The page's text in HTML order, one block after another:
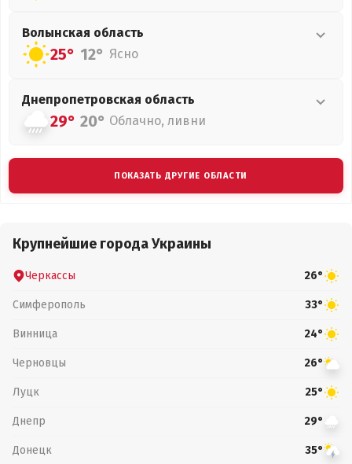
Волынская область
25° 12° Ясно
Днепропетровская область
29° 20° Облачно, ливни
ПОКАЗАТЬ ДРУГИЕ ОБЛАСТИ
Крупнейшие города Украины
Черкассы 26°
Симферополь 33°
Винница 24°
Черновцы 26°
Луцк 25°
Днепр 29°
Донецк 35°